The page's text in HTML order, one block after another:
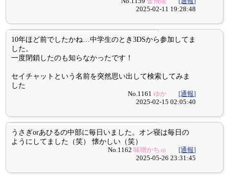
2025-02-11 19:28:48
10年ほど前でしたかね…中学生のとき3DSから参加してま
した。
一度閉鎖したのも知らなかったです！
セイチャットという名前を突然思い出して検索してみま
した
No.1161 ゆか
[通報]
2025-02-15 02:05:40
うさぎorあひるの中部に毎日いました。オン寝は毎日の
ようにしてました（笑） 懐かしい（笑）
No.1162味噌かちゅ
[通報]
2025-05-26 23:31:45